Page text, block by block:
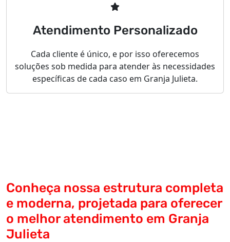
Atendimento Personalizado
Cada cliente é único, e por isso oferecemos
soluções sob medida para atender às necessidades
específicas de cada caso em Granja Julieta.
Conheça nossa estrutura completa
e moderna, projetada para oferecer
o melhor atendimento em Granja
Julieta